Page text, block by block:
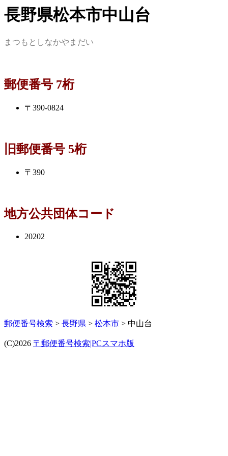
長野県松本市中山台
まつもとしなかやまだい
郵便番号 7桁
〒390-0824
旧郵便番号 5桁
〒390
地方公共団体コード
20202
郵便番号検索 > 長野県 > 松本市 > 中山台
(C)2026 〒郵便番号検索|PCスマホ版